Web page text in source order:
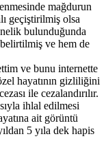
mağdurun
geçiştirilmiş olsa
bulunduğunda
ve hem de
ve bunu internette
hayatının gizliliğini
ile cezalandırılır.
ihlal edilmesi
ait görüntü
5 yıla dek hapis